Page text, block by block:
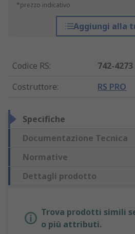
*prezzo indicativo
Aggiungi alla
Codice RS:
742-4273
Costruttore: RS PRO
Specifiche
Documentazione Tecnica
Normative
Dettagli prodotto
Trova prodotti simili
o più attributi.